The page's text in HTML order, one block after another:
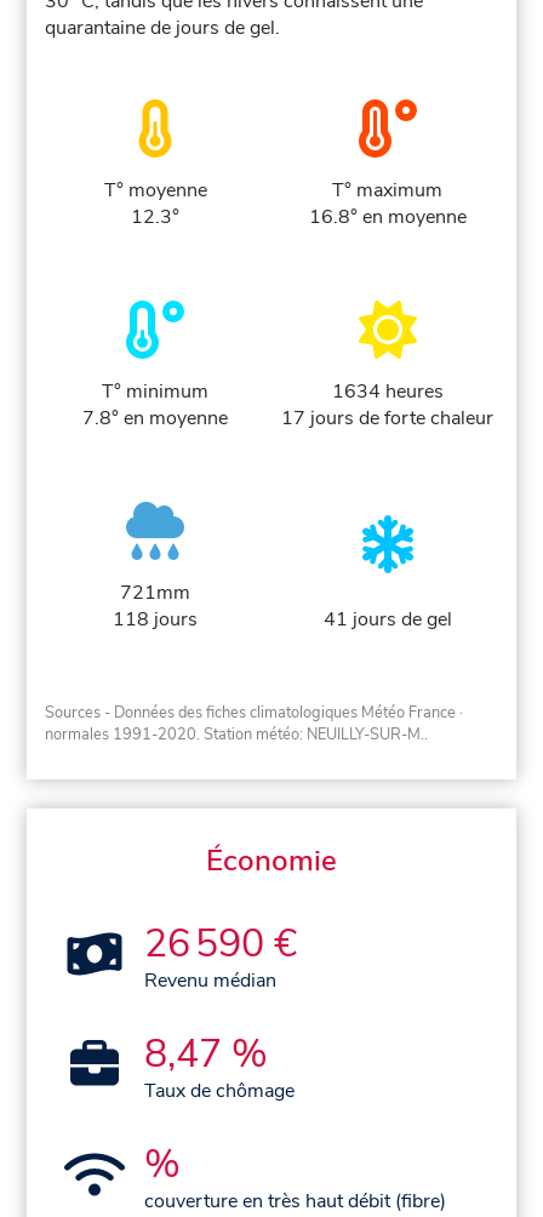
quarantaine de jours de gel.
T° moyenne
12.3°
T° maximum
16.8° en moyenne
T° minimum
7.8° en moyenne
1634 heures
17 jours de forte chaleur
721mm
118 jours
41 jours de gel
Sources - Données des fiches climatologiques Météo France ·
normales 1991-2020. Station météo: NEUILLY-SUR-M..
Économie
26 590 €
Revenu médian
8,47 %
Taux de chômage
%
couverture en très haut débit (fibre)